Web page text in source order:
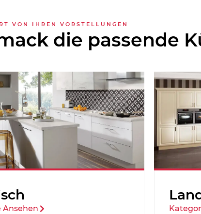
VON IHREN VORSTELLUNGEN
die passende
Ansehen